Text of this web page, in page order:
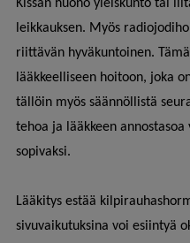
Kissan huono yleiskunto tai
leikkauksen. Myös
riittävän hyväkuntoinen.
lääkkeelliseen hoitoon, joka
tällöin myös säännöllistä
tehoa ja lääkkeen
sopivaksi.
Lääkitys estää
sivuvaikutuksina voi esiintyä